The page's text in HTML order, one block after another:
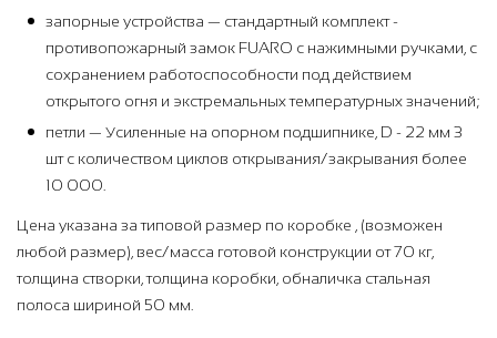
запорные устройства — стандартный комплект -
противопожарный замок FUARO с нажимными ручками, с
сохранением работоспособности под действием
открытого огня и экстремальных температурных значений;
петли — Усиленные на опорном подшипнике, D - 22 мм 3
шт с количеством циклов открывания/закрывания более
10 000.
Цена указана за типовой размер по коробке , (возможен
любой размер), вес/масса готовой конструкции от 70 кг,
толщина створки, толщина коробки, обналичка стальная
полоса шириной 50 мм.